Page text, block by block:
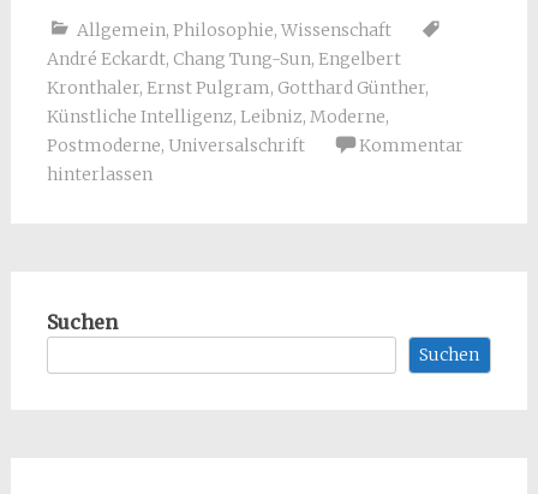
Allgemein, Philosophie, Wissenschaft
André Eckardt, Chang Tung-Sun, Engelbert
Kronthaler, Ernst Pulgram, Gotthard Günther,
Künstliche Intelligenz, Leibniz, Moderne,
Postmoderne, Universalschrift
Kommentar
hinterlassen
Suchen
Suchen